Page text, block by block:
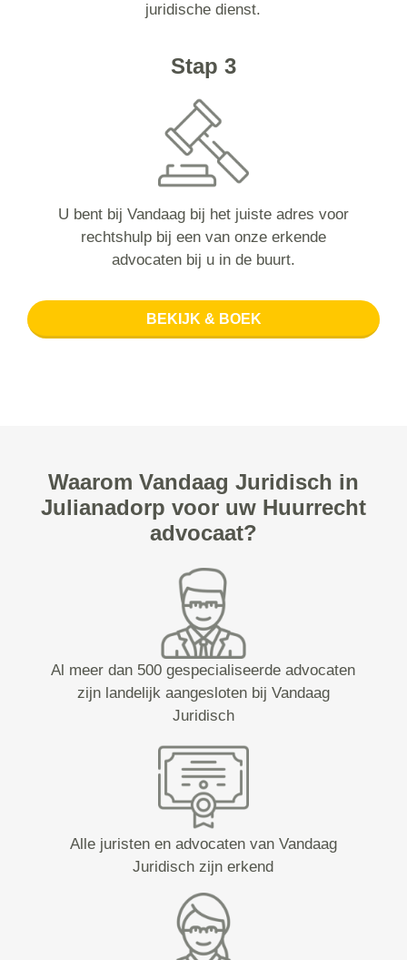
juridische dienst.
Stap 3
U bent bij Vandaag bij het juiste adres voor
rechtshulp bij een van onze erkende
advocaten bij u in de buurt.
BEKIJK & BOEK
Waarom Vandaag Juridisch in
Julianadorp voor uw Huurrecht
advocaat?
Al meer dan 500 gespecialiseerde advocaten
zijn landelijk aangesloten bij Vandaag
Juridisch
Alle juristen en advocaten van Vandaag
Juridisch zijn erkend